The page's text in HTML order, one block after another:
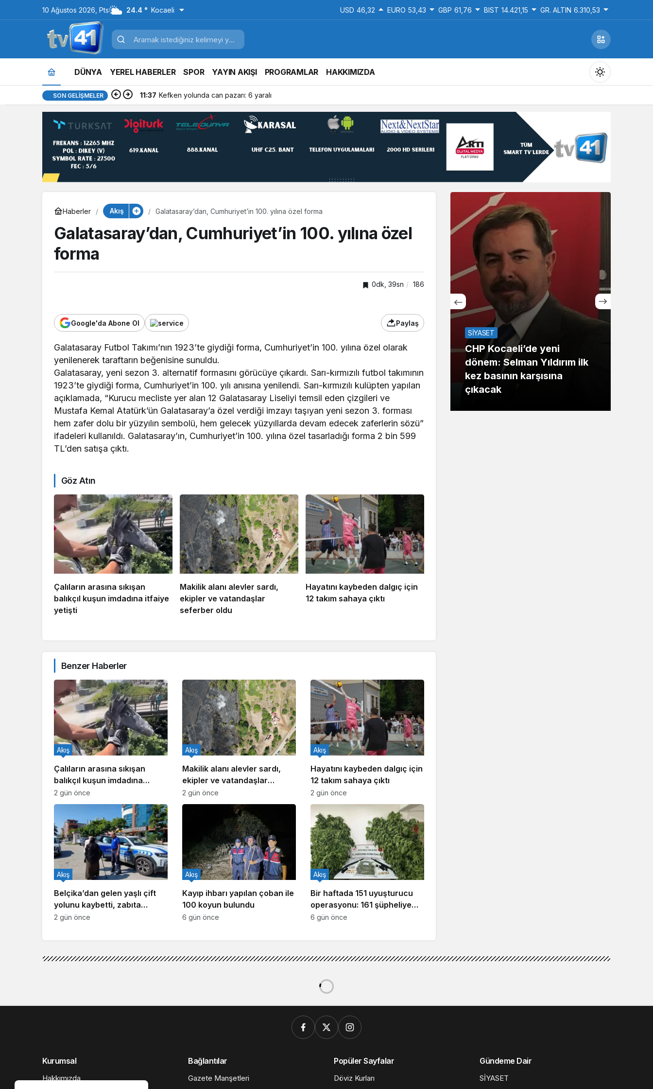
10 Ağustos 2026, Pts 24.4 ° Kocaeli USD 46,32 EURO 53,43 GBP 61,76 BIST 14.421,15 GR. ALTIN 6.310,53
DÜNYA YEREL HABERLER SPOR YAYIN AKIŞI PROGRAMLAR HAKKIMIZDA
Gündüz Modu
Gündüz modunu seçin.
Gece modunu seçin.
Sistem Modu
Sistem modunu seçin.
SON GELIŞMELER 11:37 Kefken yolunda can pazarı: 6 yaralı
Haberler Akış Galatasaray’dan, Cumhuriyet’in 100. yılına özel forma
Galatasaray’dan, Cumhuriyet’in 100. yılına özel
forma
0dk, 39sn 186
Google'da Abone Ol Paylaş
Galatasaray Futbol Takımı’nın 1923’te giydiği forma, Cumhuriyet’in 100. yılına özel olarak
yenilenerek taraftarın beğenisine sunuldu.
Galatasaray, yeni sezon 3. alternatif formasını görücüye çıkardı. Sarı-kırmızılı futbol takımının
1923’te giydiği forma, Cumhuriyet’in 100. yılı anısına yenilendi. Sarı-kırmızılı kulüpten yapılan
açıklamada, “Kurucu mecliste yer alan 12 Galatasaray Liseliyi temsil eden çizgileri ve
Mustafa Kemal Atatürk’ün Galatasaray’a özel verdiği imzayı taşıyan yeni sezon 3. forması
hem zafer dolu bir yüzyılın sembolü, hem gelecek yüzyıllarda devam edecek zaferlerin sözü”
ifadeleri kullanıldı. Galatasaray’ın, Cumhuriyet’in 100. yılına özel tasarladığı forma 2 bin 599
TL’den satışa çıktı.
Göz Atın
Çalıların arasına sıkışan
balıkçıl kuşun imdadına itfaiye
yetişti
Makilik alanı alevler sardı,
ekipler ve vatandaşlar
seferber oldu
Hayatını kaybeden dalgıç için
12 takım sahaya çıktı
Benzer Haberler
Çalıların arasına sıkışan
balıkçıl kuşun imdadına
itfaiye yetişti
Akış
2 gün önce
Makilik alanı alevler sardı,
ekipler ve vatandaşlar
seferber oldu
Akış
2 gün önce
Hayatını kaybeden dalgıç için
12 takım sahaya çıktı
Akış
2 gün önce
Belçika’dan gelen yaşlı çift
yolunu kaybetti, zabıta
yardıma koştu
Akış
2 gün önce
Kayıp ihbarı yapılan çoban ile
100 koyun bulundu
Akış
6 gün önce
Bir haftada 151 uyuşturucu
operasyonu: 161 şüpheliye
işlem yapıldı!
Akış
6 gün önce
GENEL
Resmî Gazete’de
yayımlandı: Plajlarda yeni
dönem başlıyor
Kefken yolunda can pazarı:
6 yaralı
SİYASET
CHP Kocaeli’de yeni
dönem: Selman Yıldırım ilk
kez basının karşısına
çıkacak
Derincespor’un hedefi filede şampiyonluk